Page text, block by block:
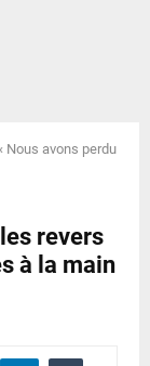
Nous avons perdu
revers
à la main